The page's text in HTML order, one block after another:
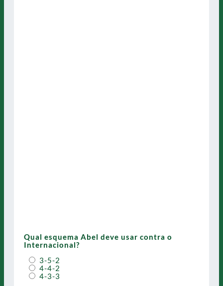
Qual esquema Abel deve usar contra o
Internacional?
3-5-2
4-4-2
4-3-3